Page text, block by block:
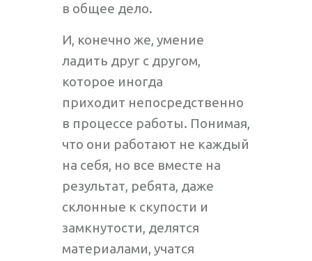
в общее дело.
И, конечно же, умение
ладить друг с другом,
которое иногда
приходит непосредственно
в процессе работы. Понимая,
что они работают не каждый
на себя, но все вместе на
результат, ребята, даже
склонные к скупости и
замкнутости, делятся
материалами, учатся